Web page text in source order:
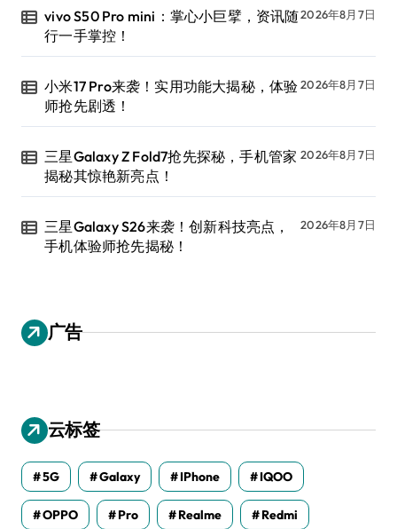
vivo S50 Pro mini：掌心小巨擘，资讯随
行一手掌控！
2026年8月7日
小米17 Pro来袭！实用功能大揭秘，体验
师抢先剧透！
2026年8月7日
三星Galaxy Z Fold7抢先探秘，手机管家
揭秘其惊艳新亮点！
2026年8月7日
三星Galaxy S26来袭！创新科技亮点，
手机体验师抢先揭秘！
2026年8月7日
广告
云标签
5G Galaxy IPhone IQOO
OPPO Pro Realme Redmi